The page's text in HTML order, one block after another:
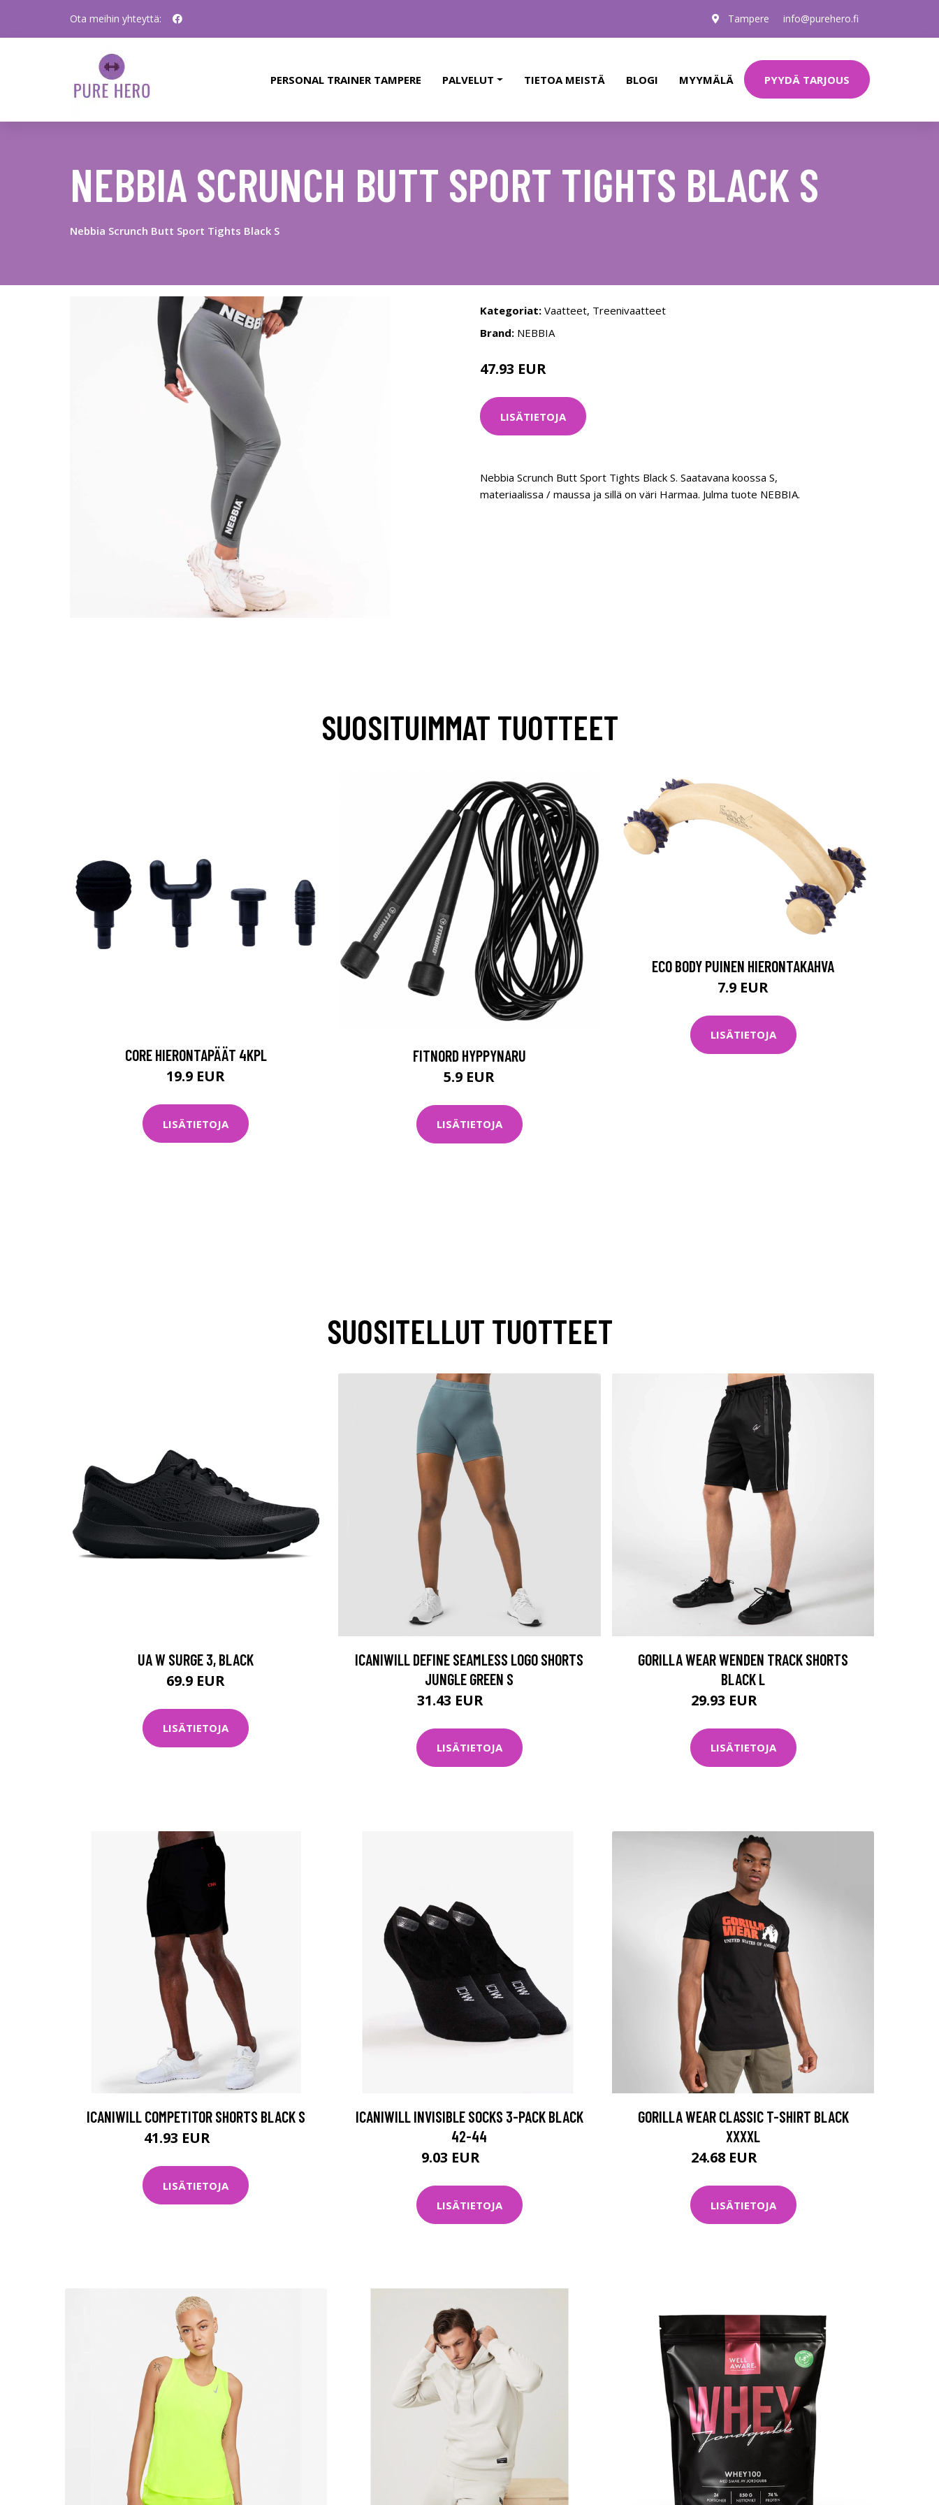
Ota meihin yhteyttä: Tampere info@purehero.fi
PERSONAL TRAINER TAMPERE PALVELUT TIETOA MEISTÄ BLOGI MYYMÄLÄ PYYDÄ TARJOUS
NEBBIA SCRUNCH BUTT SPORT TIGHTS BLACK S
Nebbia Scrunch Butt Sport Tights Black S
Kategoriat: Vaatteet, Treenivaatteet
Brand: NEBBIA
47.93 EUR
LISÄTIETOJA
Nebbia Scrunch Butt Sport Tights Black S. Saatavana koossa S,
materiaalissa / maussa ja sillä on väri Harmaa. Julma tuote NEBBIA.
SUOSITUIMMAT TUOTTEET
CORE HIERONTAPÄÄT 4KPL
19.9 EUR
LISÄTIETOJA
FITNORD HYPPYNARU
5.9 EUR
LISÄTIETOJA
ECO BODY PUINEN HIERONTAKAHVA
7.9 EUR
LISÄTIETOJA
SUOSITELLUT TUOTTEET
UA W SURGE 3, BLACK
69.9 EUR
LISÄTIETOJA
ICANIWILL DEFINE SEAMLESS LOGO SHORTS
JUNGLE GREEN S
31.43 EUR
LISÄTIETOJA
GORILLA WEAR WENDEN TRACK SHORTS
BLACK L
29.93 EUR
LISÄTIETOJA
ICANIWILL COMPETITOR SHORTS BLACK S
41.93 EUR
LISÄTIETOJA
ICANIWILL INVISIBLE SOCKS 3-PACK BLACK
42-44
9.03 EUR
LISÄTIETOJA
GORILLA WEAR CLASSIC T-SHIRT BLACK
XXXXL
24.68 EUR
LISÄTIETOJA